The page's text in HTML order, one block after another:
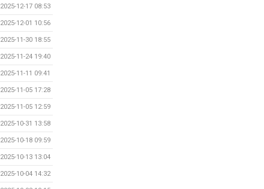
2025-12-17 08:53
2025-12-01 10:56
2025-11-30 18:55
2025-11-24 19:40
2025-11-11 09:41
2025-11-05 17:28
2025-11-05 12:59
2025-10-31 13:58
2025-10-18 09:59
2025-10-13 13:04
2025-10-04 14:32